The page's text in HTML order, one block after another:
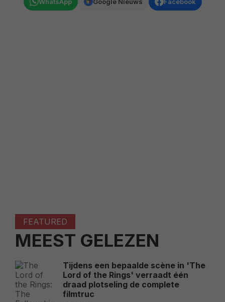
FEATURED
MEEST GELEZEN
Tijdens een bepaalde scène in 'The
Lord of the Rings' verraadt één
draad plotseling de complete
filmtruc